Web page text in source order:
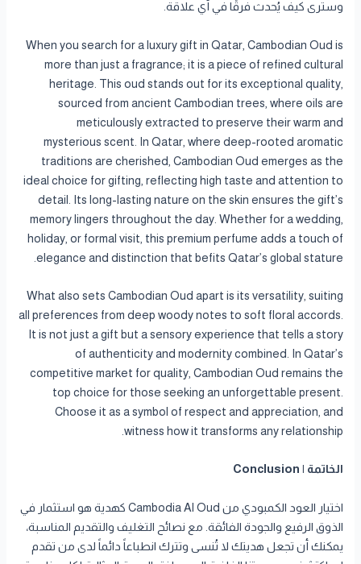
وسترى كيف يُحدث فرقًا في أي علاقة.
When you search for a luxury gift in Qatar, Cambodian Oud is
more than just a fragrance; it is a piece of refined cultural
heritage. This oud stands out for its exceptional quality,
sourced from ancient Cambodian trees, where oils are
meticulously extracted to preserve their warm and
mysterious scent. In Qatar, where deep-rooted aromatic
traditions are cherished, Cambodian Oud emerges as the
ideal choice for gifting, reflecting high taste and attention to
detail. Its long-lasting nature on the skin ensures the gift’s
memory lingers throughout the day. Whether for a wedding,
holiday, or formal visit, this premium perfume adds a touch of
elegance and distinction that befits Qatar’s global stature.
What also sets Cambodian Oud apart is its versatility, suiting
all preferences from deep woody notes to soft floral accords.
It is not just a gift but a sensory experience that tells a story
of authenticity and modernity combined. In Qatar’s
competitive market for quality, Cambodian Oud remains the
top choice for those seeking an unforgettable present.
Choose it as a symbol of respect and appreciation, and
witness how it transforms any relationship.
الخاتمة | Conclusion
اختيار العود الكمبودي من Cambodia Al Oud كهدية هو استثمار في
الذوق الرفيع والجودة الفائقة. مع نصائح التغليف والتقديم المناسبة،
يمكنك أن تجعل هديتك لا تُنسى وتترك انطباعاً دائماً لدى من تقدم